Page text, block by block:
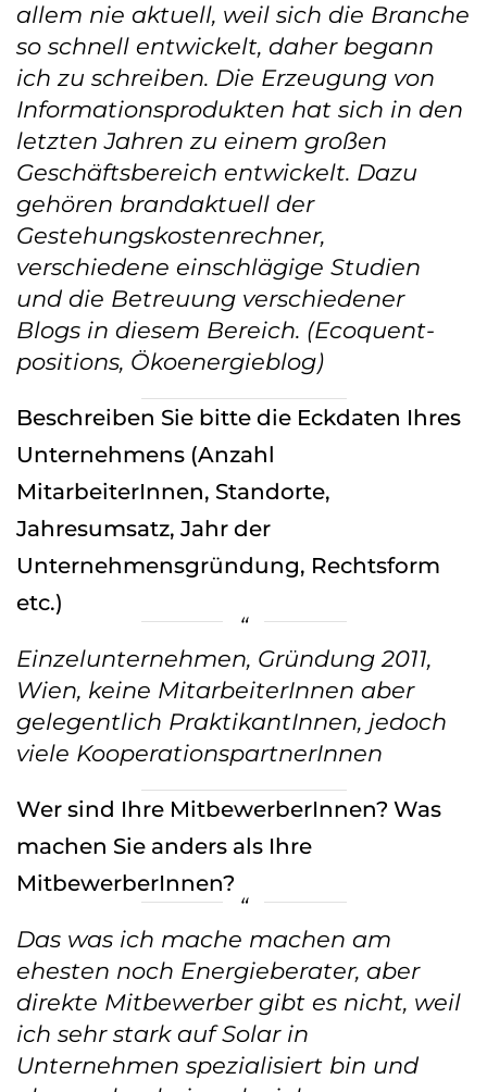
allem nie aktuell, weil sich die Branche
so schnell entwickelt, daher begann
ich zu schreiben. Die Erzeugung von
Informationsprodukten hat sich in den
letzten Jahren zu einem großen
Geschäftsbereich entwickelt. Dazu
gehören brandaktuell der
Gestehungskostenrechner,
verschiedene einschlägige Studien
und die Betreuung verschiedener
Blogs in diesem Bereich. (Ecoquent-
positions, Ökoenergieblog)
Beschreiben Sie bitte die Eckdaten Ihres
Unternehmens (Anzahl
MitarbeiterInnen, Standorte,
Jahresumsatz, Jahr der
Unternehmensgründung, Rechtsform
etc.)
Einzelunternehmen, Gründung 2011,
Wien, keine MitarbeiterInnen aber
gelegentlich PraktikantInnen, jedoch
viele KooperationspartnerInnen
Wer sind Ihre MitbewerberInnen? Was
machen Sie anders als Ihre
MitbewerberInnen?
Das was ich mache machen am
ehesten noch Energieberater, aber
direkte Mitbewerber gibt es nicht, weil
ich sehr stark auf Solar in
Unternehmen spezialisiert bin und